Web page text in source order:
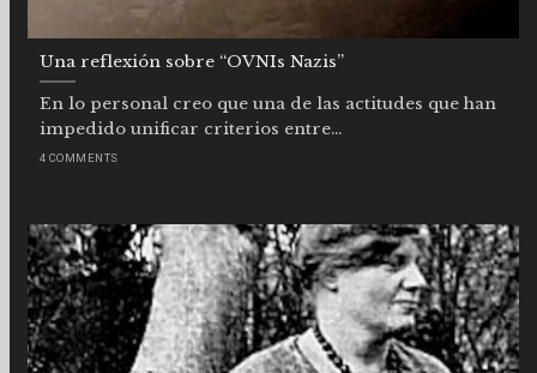
Una reflexión sobre “OVNIs Nazis”
En lo personal creo que una de las actitudes que han
impedido unificar criterios entre...
4 COMMENTS